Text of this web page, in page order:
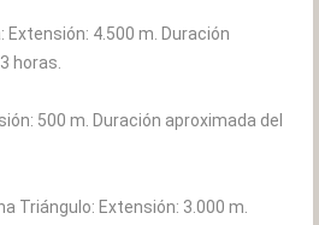
Extensión: 4.500 m. Duración
horas.
500 m. Duración aproximada del
Triángulo: Extensión: 3.000 m.